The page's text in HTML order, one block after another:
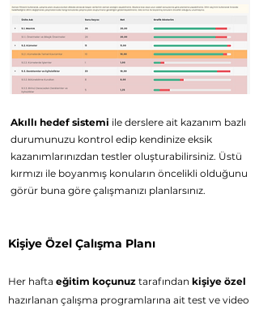
Akıllı hedef sistemi ile derslere ait kazanım bazlı
durumunuzu kontrol edip kendinize eksik
kazanımlarınızdan testler oluşturabilirsiniz. Üstü
kırmızı ile boyanmış konuların öncelikli olduğunu
görür buna göre çalışmanızı planlarsınız.
Kişiye Özel Çalışma Planı
Her hafta eğitim koçunuz tarafından kişiye özel
hazırlanan çalışma programlarına ait test ve video